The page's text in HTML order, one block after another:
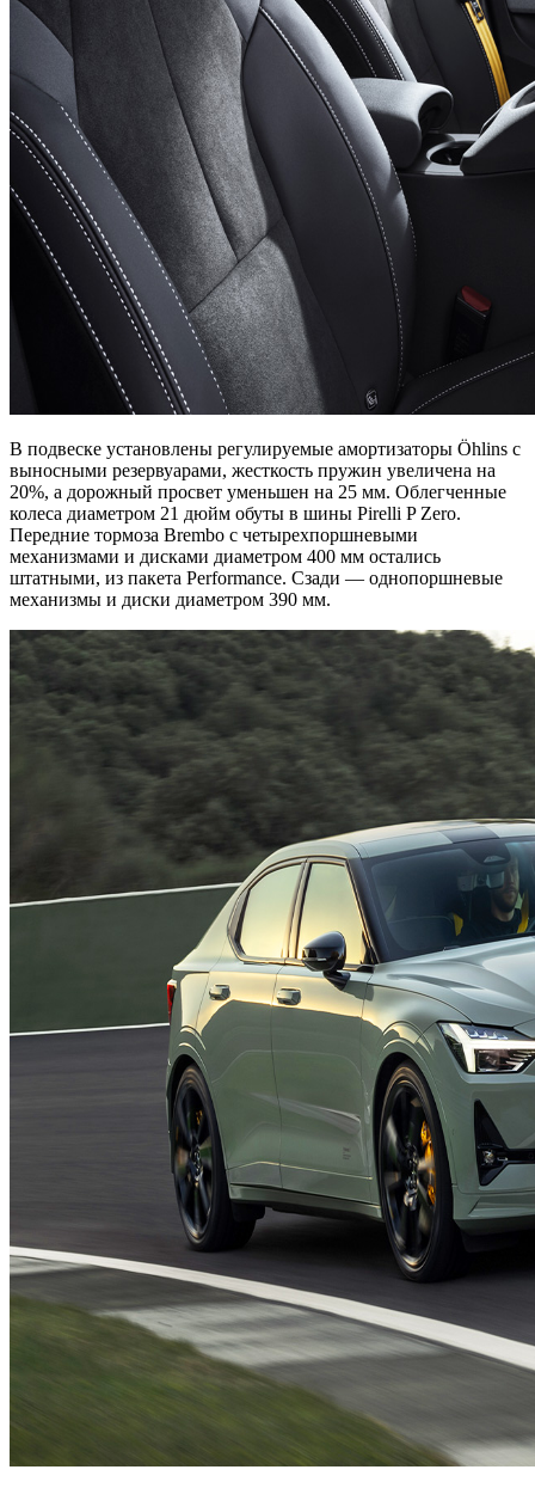
В подвеске установлены регулируемые амортизаторы Öhlins с
выносными резервуарами, жесткость пружин увеличена на
20%, а дорожный просвет уменьшен на 25 мм. Облегченные
колеса диаметром 21 дюйм обуты в шины Pirelli P Zero.
Передние тормоза Brembo с четырехпоршневыми
механизмами и дисками диаметром 400 мм остались
штатными, из пакета Performance. Сзади — однопоршневые
механизмы и диски диаметром 390 мм.